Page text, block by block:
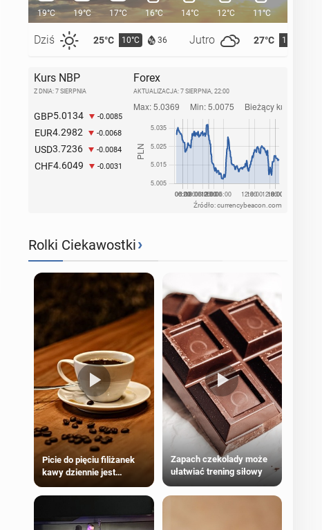
19°C
Dziś 25°C 10°C 36 Jutro 27°C 11°C
19°C 17°C 16°C 14°C 12°C 11°C
Kurs NBP
Z DNIA: 7 SIERPNIA
GBP5.0134 -0.0085
EUR4.2982 -0.0068
USD3.7236 -0.0084
CHF4.6049 -0.0031
Forex
AKTUALIZACJA: 7 SIERPNIA, 22:00
Źródło: currencybeacon.com
Rolki Ciekawostki›
Picie do pięciu filiżanek
kawy dziennie jest
większości dorosłych
Zapach czekolady może
ułatwiać trening siłowy